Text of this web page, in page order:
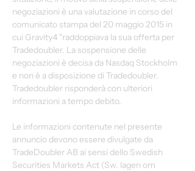
negoziazioni è una valutazione in corso del
comunicato stampa del 20 maggio 2015 in
cui Gravity4 "raddoppiava la sua offerta per
Tradedoubler. La sospensione delle
negoziazioni è decisa da Nasdaq Stockholm
e non è a disposizione di Tradedoubler.
Tradedoubler risponderà con ulteriori
informazioni a tempo debito.
Le informazioni contenute nel presente
annuncio devono essere divulgate da
TradeDoubler AB ai sensi dello Swedish
Securities Markets Act (Sw. lagen om